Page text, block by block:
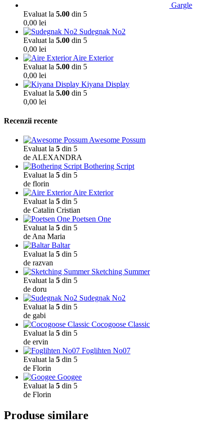
Gargle
Evaluat la 5.00 din 5
0,00 lei
Sudegnak No2
Evaluat la 5.00 din 5
0,00 lei
Aire Exterior
Evaluat la 5.00 din 5
0,00 lei
Kiyana Display
Evaluat la 5.00 din 5
0,00 lei
Recenzii recente
Awesome Possum
Evaluat la 5 din 5
de ALEXANDRA
Bothering Script
Evaluat la 5 din 5
de florin
Aire Exterior
Evaluat la 5 din 5
de Catalin Cristian
Poetsen One
Evaluat la 5 din 5
de Ana Maria
Baltar
Evaluat la 5 din 5
de razvan
Sketching Summer
Evaluat la 5 din 5
de doru
Sudegnak No2
Evaluat la 5 din 5
de gabi
Cocogoose Classic
Evaluat la 5 din 5
de ervin
Foglihten No07
Evaluat la 5 din 5
de Florin
Googee
Evaluat la 5 din 5
de Florin
Produse similare